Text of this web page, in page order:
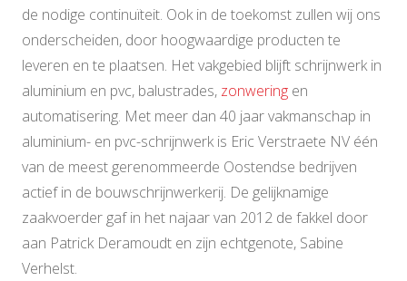
de nodige continuïteit. Ook in de toekomst zullen wij ons
onderscheiden, door hoogwaardige producten te
leveren en te plaatsen. Het vakgebied blijft schrijnwerk in
aluminium en pvc, balustrades, zonwering en
automatisering. Met meer dan 40 jaar vakmanschap in
aluminium- en pvc-schrijnwerk is Eric Verstraete NV één
van de meest gerenommeerde Oostendse bedrijven
actief in de bouwschrijnwerkerij. De gelijknamige
zaakvoerder gaf in het najaar van 2012 de fakkel door
aan Patrick Deramoudt en zijn echtgenote, Sabine
Verhelst.